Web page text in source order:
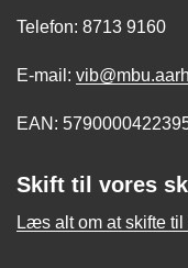
Telefon: 8713 9160
E-mail:
EAN:
Skift til vores
Læs alt om at skifte